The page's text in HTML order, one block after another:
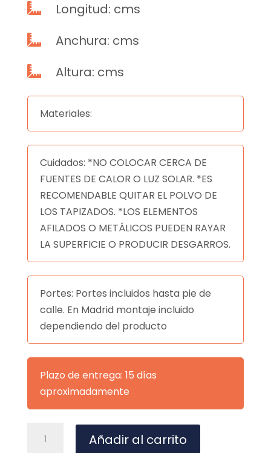
 Longitud: cms
 Anchura: cms
 Altura: cms
Materiales:
Cuidados: *NO COLOCAR CERCA DE
FUENTES DE CALOR O LUZ SOLAR. *ES
RECOMENDABLE QUITAR EL POLVO DE
LOS TAPIZADOS. *LOS ELEMENTOS
AFILADOS O METÁLICOS PUEDEN RAYAR
LA SUPERFICIE O PRODUCIR DESGARROS.
Portes: Portes incluidos hasta pie de
calle. En Madrid montaje incluido
dependiendo del producto
Plazo de entrega: 15 días
aproximadamente
NANCY
Añadir al carrito